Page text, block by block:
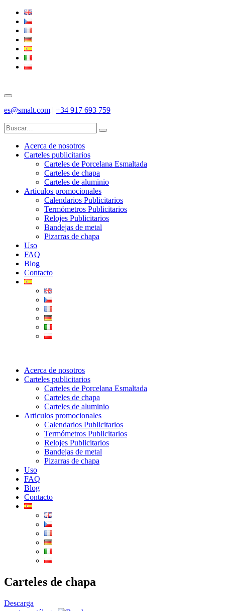
es@smalt.com | +34 917 693 759
Acerca de nosotros
Carteles publicitarios
Carteles de Porcelana Esmaltada
Carteles de chapa
Carteles de aluminio
Articulos promocionales
Calendarios Publicitarios
Termómetros Publicitarios
Relojes Publicitarios
Bandejas de metal
Pizarras de chapa
Uso
FAQ
Blog
Contacto
Acerca de nosotros
Carteles publicitarios
Carteles de Porcelana Esmaltada
Carteles de chapa
Carteles de aluminio
Articulos promocionales
Calendarios Publicitarios
Termómetros Publicitarios
Relojes Publicitarios
Bandejas de metal
Pizarras de chapa
Uso
FAQ
Blog
Contacto
Carteles de chapa
Descarga